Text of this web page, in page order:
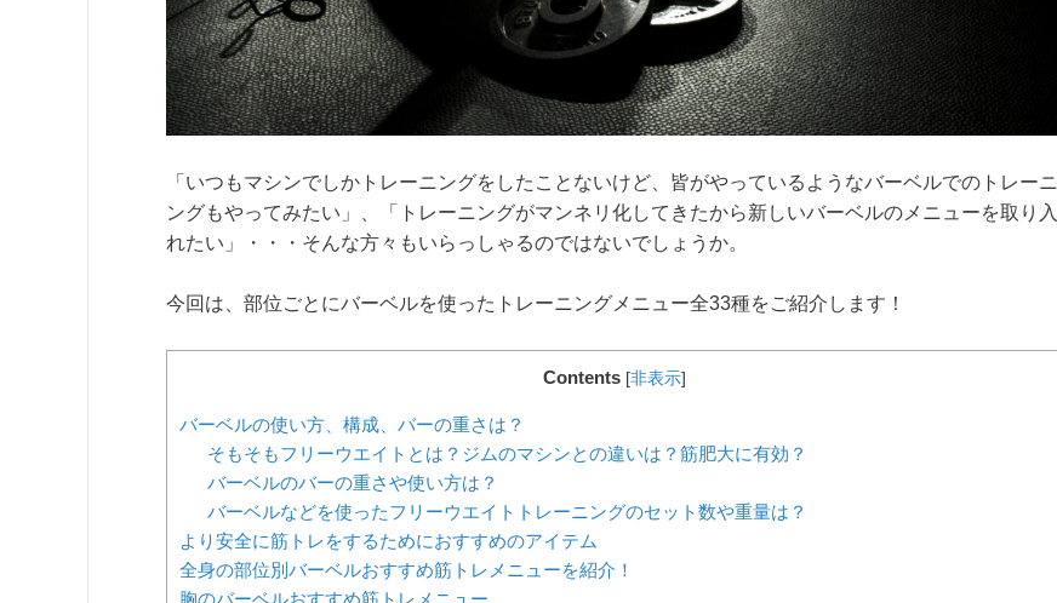
「いつもマシンでしかトレーニングをしたことないけど、皆がやっているようなバーベルでのトレーニ
ングもやってみたい」、「トレーニングがマンネリ化してきたから新しいバーベルのメニューを取り入
れたい」・・・そんな方々もいらっしゃるのではないでしょうか。
今回は、部位ごとにバーベルを使ったトレーニングメニュー全33種をご紹介します！
Contents [非表示]
バーベルの使い方、構成、バーの重さは？
そもそもフリーウエイトとは？ジムのマシンとの違いは？筋肥大に有効？
バーベルのバーの重さや使い方は？
バーベルなどを使ったフリーウエイトトレーニングのセット数や重量は？
より安全に筋トレをするためにおすすめのアイテム
全身の部位別バーベルおすすめ筋トレメニューを紹介！
胸のバーベルおすすめ筋トレメニュー